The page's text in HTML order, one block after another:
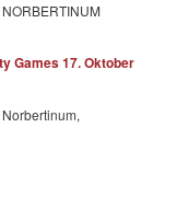
Games 17. Oktober